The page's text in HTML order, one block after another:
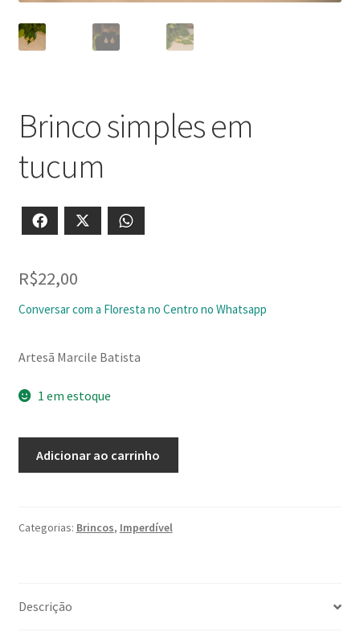
Brinco simples em
tucum
Facebook
R$22,00
Conversar com a Floresta no Centro no Whatsapp
Artesã Marcile Batista
1 em estoque
quantidade
Adicionar ao carrinho
Categorias: Brincos, Imperdível
Descrição